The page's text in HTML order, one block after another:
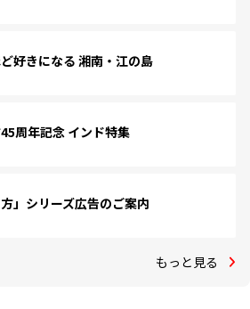
好きになる 湘南・江の島
周年記念 インド特集
方」シリーズ広告のご案内
もっと見る